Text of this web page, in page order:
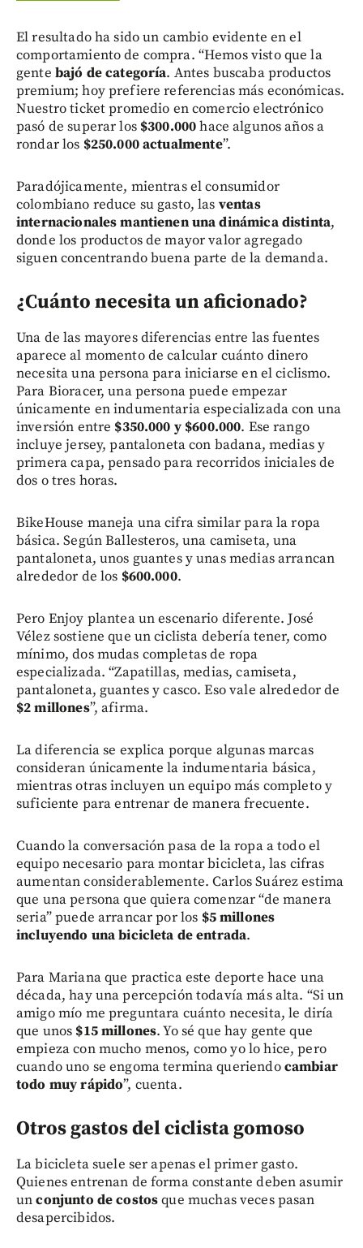
El resultado ha sido un cambio evidente en el
comportamiento de compra. “Hemos visto que la
gente bajó de categoría. Antes buscaba productos
premium; hoy prefiere referencias más económicas.
Nuestro ticket promedio en comercio electrónico
pasó de superar los $300.000hace algunos años a
rondar los $250.000 actualmente”.
Paradójicamente, mientras el consumidor
colombiano reduce su gasto, las ventas
internacionales mantienen una dinámica distinta,
donde los productos de mayor valor agregado
siguen concentrando buena parte de la demanda.
¿Cuánto necesita un aficionado?
Una de las mayores diferencias entre las fuentes
aparece al momento de calcular cuánto dinero
necesita una persona para iniciarse en el ciclismo.
Para Bioracer, una persona puede empezar
únicamente en indumentaria especializada con una
inversión entre $350.000 y $600.000. Ese rango
incluye jersey, pantaloneta con badana, medias y
primera capa, pensado para recorridos iniciales de
dos o tres horas.
BikeHouse maneja una cifra similar para la ropa
básica. Según Ballesteros, una camiseta, una
pantaloneta, unos guantes y unas medias arrancan
alrededor de los $600.000.
Pero Enjoy plantea un escenario diferente. José
Vélez sostiene que un ciclista debería tener, como
mínimo, dos mudas completas de ropa
especializada. “Zapatillas, medias, camiseta,
pantaloneta, guantes y casco. Eso vale alrededor de
$2 millones”, afirma.
La diferencia se explica porque algunas marcas
consideran únicamente la indumentaria básica,
mientras otras incluyen un equipo más completo y
suficiente para entrenar de manera frecuente.
Cuando la conversación pasa de la ropa a todo el
equipo necesario para montar bicicleta, las cifras
aumentan considerablemente. Carlos Suárez estima
que una persona que quiera comenzar “de manera
seria” puede arrancar por los $5 millones
incluyendo una bicicleta de entrada.
Para Mariana que practica este deporte hace una
década, hay una percepción todavía más alta. “Si un
amigo mío me preguntara cuánto necesita, le diría
que unos $15 millones. Yo sé que hay gente que
empieza con mucho menos, como yo lo hice, pero
cuando uno se engoma termina queriendocambiar
todo muy rápido”, cuenta.
Otros gastos del ciclista gomoso
La bicicleta suele ser apenas el primer gasto.
Quienes entrenan de forma constante deben asumir
unconjunto de costosque muchas veces pasan
desapercibidos.